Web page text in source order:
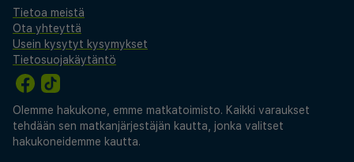
Tietoa meistä
Ota yhteyttä
Usein kysytyt kysymykset
Tietosuojakäytäntö
Olemme hakukone, emme matkatoimisto. Kaikki varaukset
tehdään sen matkanjärjestäjän kautta, jonka valitset
hakukoneidemme kautta.